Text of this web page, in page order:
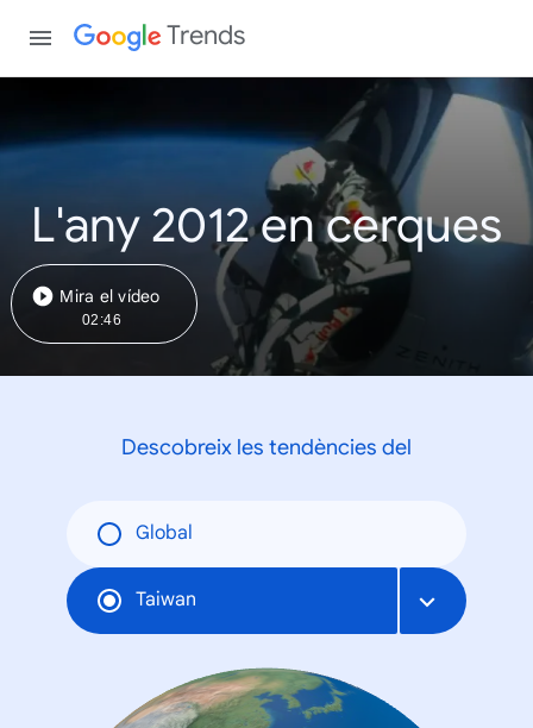
Trends
L'any 2012 en cerques
Mira el vídeo
02:46
Descobreix les tendències del
Global
Taiwan